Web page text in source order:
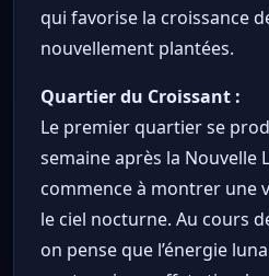
qui favorise la croissance
nouvellement plantées.
Quartier du Croissant :
Le premier quartier se
semaine après la Nouvelle
commence à montrer une
le ciel nocturne. Au cours
on pense que l’énergie